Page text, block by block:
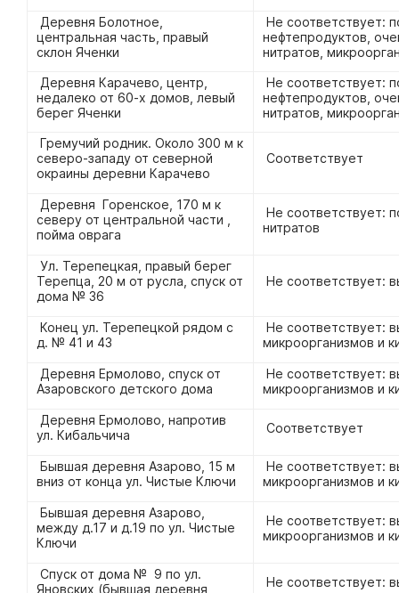
Деревня Болотное,
центральная часть, правый
склон Яченки
Не соответствует:
нефтепродуктов,
нитратов,
Деревня Карачево, центр,
недалеко от 60-х домов, левый
берег Яченки
Не соответствует:
нефтепродуктов,
нитратов,
Гремучий родник. Около 300 м к
северо-западу от северной
окраины деревни Карачево
Соответствует
Деревня Горенское, 170 м к
северу от центральной части ,
пойма оврага
Не соответствует:
нитратов
Ул. Терепецкая, правый берег
Терепца, 20 м от русла, спуск от
дома № 36
Не соответствует:
Конец ул. Терепецкой рядом с
д. № 41 и 43
Не соответствует:
микроорганизмов и
Деревня Ермолово, спуск от
Азаровского детского дома
Не соответствует:
микроорганизмов и
Деревня Ермолово, напротив
ул. Кибальчича
Соответствует
Бывшая деревня Азарово, 15 м
вниз от конца ул. Чистые Ключи
Не соответствует:
микроорганизмов и
Бывшая деревня Азарово,
между д.17 и д.19 по ул. Чистые
Ключи
Не соответствует:
микроорганизмов и
Спуск от дома № 9 по ул.
Яновских (бывшая деревня
Не соответствует: